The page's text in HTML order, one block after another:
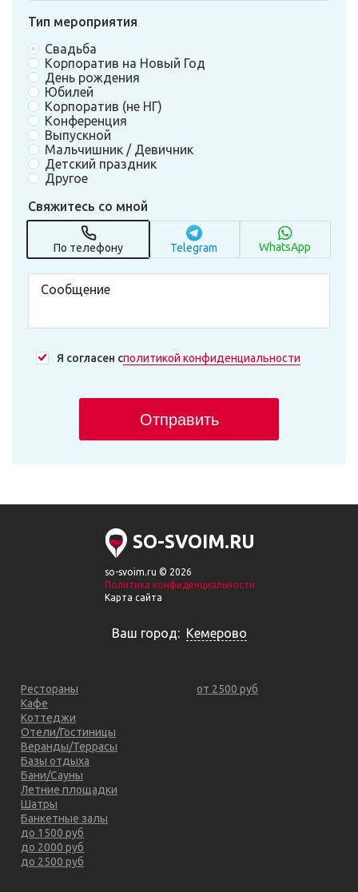
Тип мероприятия
Свадьба
Корпоратив на Новый Год
День рождения
Юбилей
Корпоратив (не НГ)
Конференция
Выпускной
Мальчишник / Девичник
Детский праздник
Другое
Свяжитесь со мной
По телефону Telegram WhatsApp
Я согласен сполитикой конфиденциальности
Отправить
SO-SVOIM.RU
so-svoim.ru © 2026
Политика конфиденциальности
Карта сайта
Ваш город: Кемерово
Рестораны
Кафе
Коттеджи
Отели/Гостиницы
Веранды/Террасы
Базы отдыха
Бани/Сауны
Летние площадки
Шатры
Банкетные залы
до 1500 руб
до 2000 руб
до 2500 руб
от 2500 руб